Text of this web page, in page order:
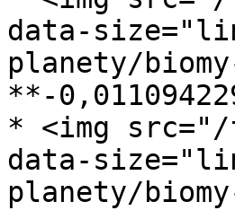
data-
planety/
**-
* <img src="/
data-
planety/